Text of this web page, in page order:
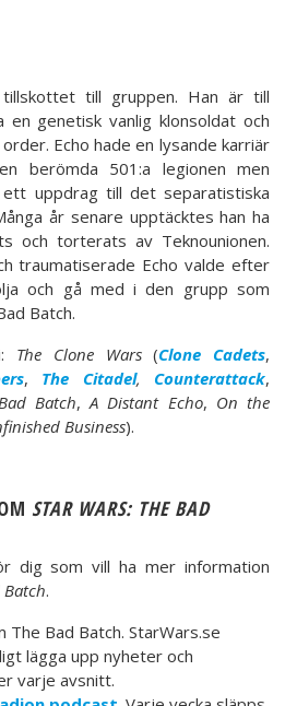
till gruppen. Han är till
en genetisk vanlig klonsoldat och
Echo hade en lysande karriär
berömda 501:a legionen men
uppdrag till det separatistiska
år senare upptäcktes han ha
och torterats av Teknounionen.
traumatiserade Echo valde efter
och gå med i den grupp som
Batch.
The Clone Wars(Clone Cadets,
, The Citadel, Counterattack,
Batch,A Distant Echo, On the
Business).
STAR WARS: THE BAD
dig som vill ha mer information
Batch.
The Bad Batch. StarWars.se
lägga upp nyheter och
varje avsnitt.